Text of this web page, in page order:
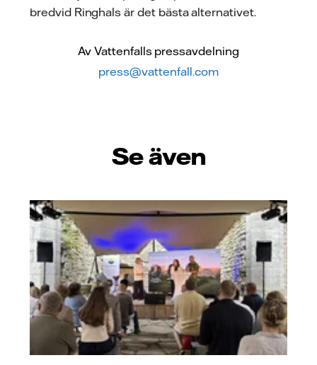
bredvid Ringhals är det bästa alternativet.
Av Vattenfalls pressavdelning
press@vattenfall.com
Se även